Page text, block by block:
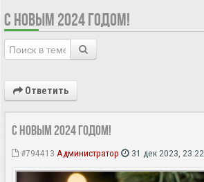
С НОВЫМ 2024 ГОДОМ!
Ответить
С Новым 2024 годом!
#794413 Администратор 31 дек 2023, 23:22